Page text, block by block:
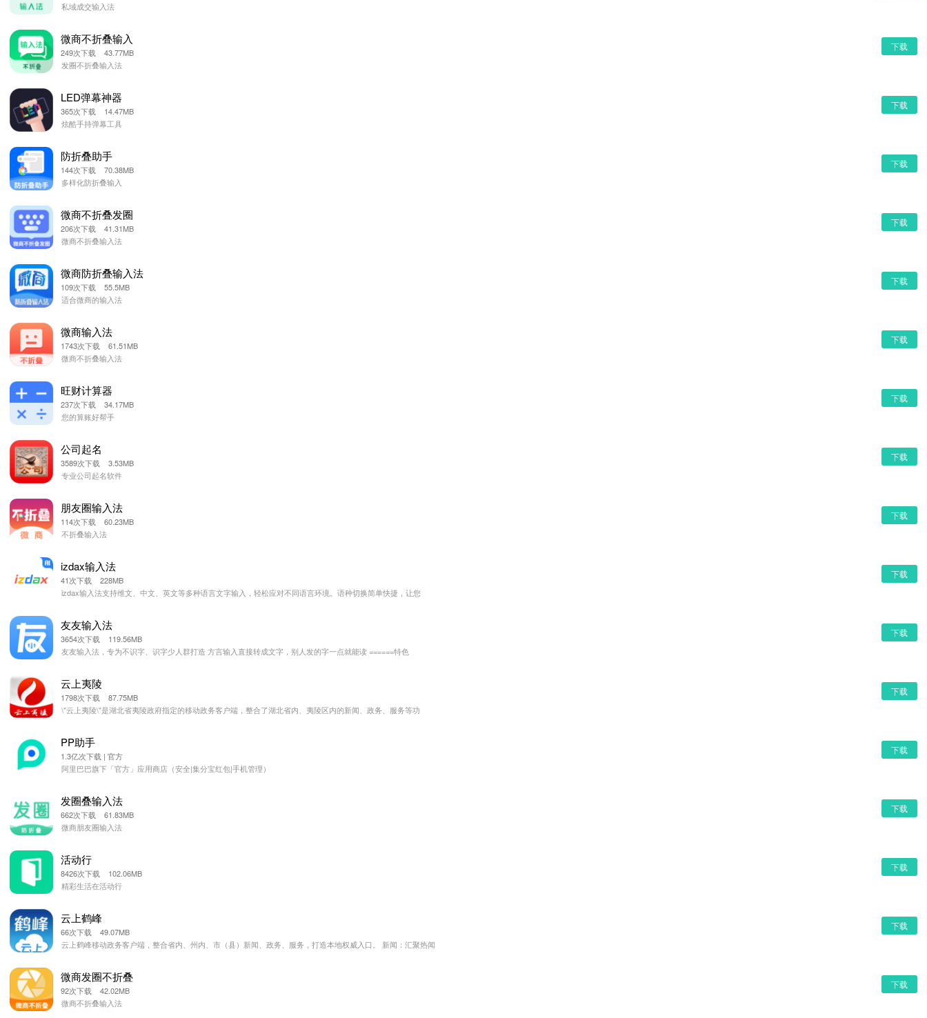
私域成交输入法
微商不折叠输入
249次下载 43.77MB
发圈不折叠输入法
下载
LED弹幕神器
365次下载 14.47MB
炫酷手持弹幕工具
下载
防折叠助手
144次下载 70.38MB
多样化防折叠输入
下载
微商不折叠发圈
206次下载 41.31MB
微商不折叠输入法
下载
微商防折叠输入法
109次下载 55.5MB
适合微商的输入法
下载
微商输入法
1743次下载 61.51MB
微商不折叠输入法
下载
旺财计算器
237次下载 34.17MB
您的算账好帮手
下载
公司起名
3589次下载 3.53MB
专业公司起名软件
下载
朋友圈输入法
114次下载 60.23MB
不折叠输入法
下载
izdax输入法
41次下载 228MB
izdax输入法支持维文、中文、英文等多种语言文字输入，轻松应对不同语言环境。语种切换简单快捷，让您
下载
友友输入法
3654次下载 119.56MB
友友输入法，专为不识字、识字少人群打造 方言输入直接转成文字，别人发的字一点就能读 ======特色
下载
云上夷陵
1798次下载 87.75MB
\"云上夷陵\"是湖北省夷陵政府指定的移动政务客户端，整合了湖北省内、夷陵区内的新闻、政务、服务等功
下载
PP助手
1.3亿次下载 | 官方
阿里巴巴旗下「官方」应用商店（安全|集分宝红包|手机管理）
下载
发圈叠输入法
662次下载 61.83MB
微商朋友圈输入法
下载
活动行
8426次下载 102.06MB
精彩生活在活动行
下载
云上鹤峰
66次下载 49.07MB
云上鹤峰移动政务客户端，整合省内、州内、市（县）新闻、政务、服务，打造本地权威入口。 新闻：汇聚热闻
下载
微商发圈不折叠
92次下载 42.02MB
微商不折叠输入法
下载